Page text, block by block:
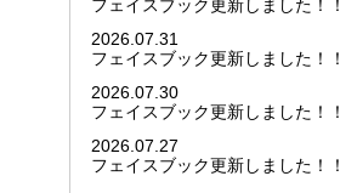
フェイスブック更新しました！！
2026.07.31
フェイスブック更新しました！！
2026.07.30
フェイスブック更新しました！！
2026.07.27
フェイスブック更新しました！！